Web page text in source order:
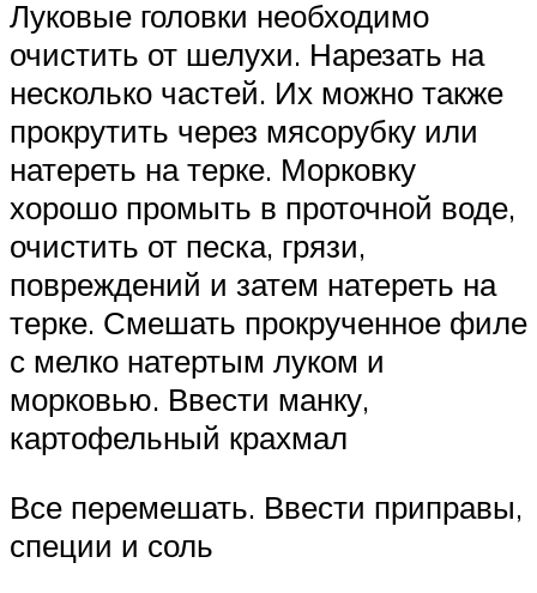
Луковые головки необходимо
очистить от шелухи. Нарезать на
несколько частей. Их можно также
прокрутить через мясорубку или
натереть на терке. Морковку
хорошо промыть в проточной воде,
очистить от песка, грязи,
повреждений и затем натереть на
терке. Смешать прокрученное филе
с мелко натертым луком и
морковью. Ввести манку,
картофельный крахмал
Все перемешать. Ввести приправы,
специи и соль